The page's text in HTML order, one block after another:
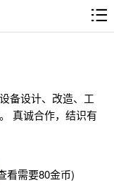
备设计、改造、工
真诚合作，结识有
看需要80金币)